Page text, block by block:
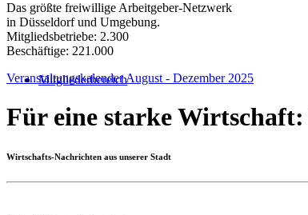
Mitgliederbereich
Das größte freiwillige Arbeitgeber-Netzwerk
in Düsseldorf und Umgebung.
Mitgliedsbetriebe: 2.300
Beschäftige: 221.000
Veranstaltungskalender August - Dezember 2025
Für eine starke
Wirtschafts-Nachrichten aus unserer Stadt